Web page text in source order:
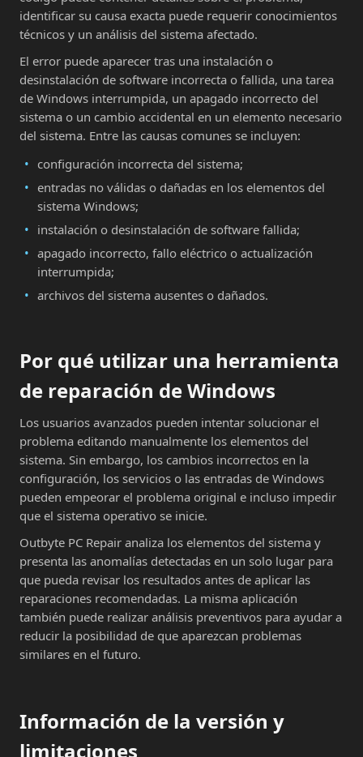
identificar su causa exacta puede requerir conocimientos
técnicos y un análisis del sistema afectado.
El error puede aparecer tras una instalación o
desinstalación de software incorrecta o fallida, una tarea
de Windows interrumpida, un apagado incorrecto del
sistema o un cambio accidental en un elemento necesario
del sistema. Entre las causas comunes se incluyen:
configuración incorrecta del sistema;
entradas no válidas o dañadas en los elementos del
sistema Windows;
instalación o desinstalación de software fallida;
apagado incorrecto, fallo eléctrico o actualización
interrumpida;
archivos del sistema ausentes o dañados.
Por qué utilizar una herramienta
de reparación de Windows
Los usuarios avanzados pueden intentar solucionar el
problema editando manualmente los elementos del
sistema. Sin embargo, los cambios incorrectos en la
configuración, los servicios o las entradas de Windows
pueden empeorar el problema original e incluso impedir
que el sistema operativo se inicie.
Outbyte PC Repair analiza los elementos del sistema y
presenta las anomalías detectadas en un solo lugar para
que pueda revisar los resultados antes de aplicar las
reparaciones recomendadas. La misma aplicación
también puede realizar análisis preventivos para ayudar a
reducir la posibilidad de que aparezcan problemas
similares en el futuro.
Información de la versión y
limitaciones